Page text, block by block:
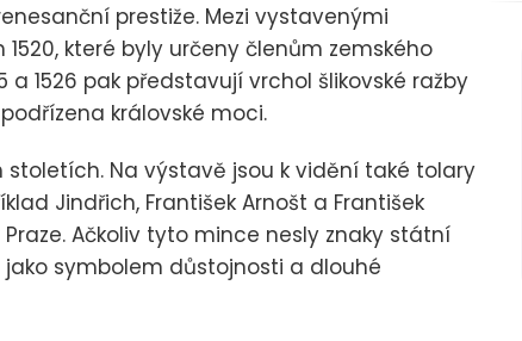
prestiže. Mezi vystavenými
které byly určeny členům zemského
1526 pak představují vrchol šlikovské ražby
královské moci.
Na výstavě jsou k vidění také tolary
Jindřich, František Arnošt a František
Ačkoliv tyto mince nesly znaky státní
symbolem důstojnosti a dlouhé